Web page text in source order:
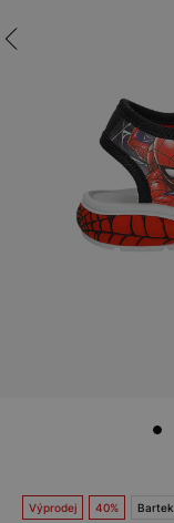
Výprodej 40% Bartek